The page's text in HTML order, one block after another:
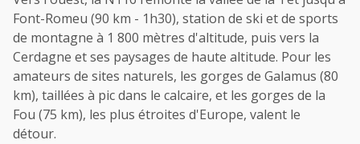
Font-Romeu (90 km - 1h30), station de ski et de sports
de montagne à 1 800 mètres d'altitude, puis vers la
Cerdagne et ses paysages de haute altitude. Pour les
amateurs de sites naturels, les gorges de Galamus (80
km), taillées à pic dans le calcaire, et les gorges de la
Fou (75 km), les plus étroites d'Europe, valent le
détour.